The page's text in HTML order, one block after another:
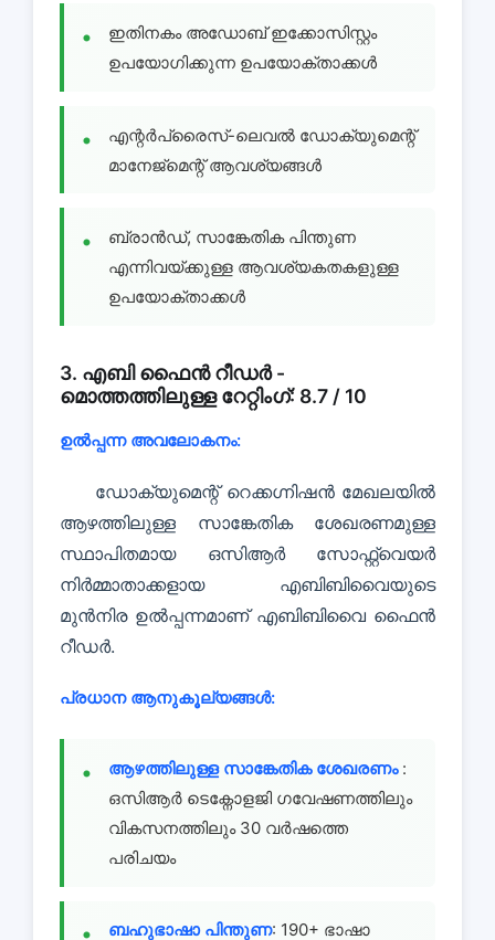
ഇതിനകം അഡോബ് ഇക്കോസിസ്റ്റം
ഉപയോഗിക്കുന്ന ഉപയോക്താക്കൾ
എന്റർപ്രൈസ്-ലെവൽ ഡോക്യുമെന്റ്
മാനേജ്മെന്റ് ആവശ്യങ്ങൾ
ബ്രാൻഡ്, സാങ്കേതിക പിന്തുണ
എന്നിവയ്ക്കുള്ള ആവശ്യകതകളുള്ള
ഉപയോക്താക്കൾ
3. എബി ഫൈൻ റീഡർ -
മൊത്തത്തിലുള്ള റേറ്റിംഗ്: 8.7 / 10
ഉൽപ്പന്ന അവലോകനം:
ഡോക്യുമെന്റ് റെക്കഗ്നിഷൻ മേഖലയിൽ
ആഴത്തിലുള്ള സാങ്കേതിക ശേഖരണമുള്ള
സ്ഥാപിതമായ ഒസിആർ സോഫ്റ്റ്വെയർ
നിർമ്മാതാക്കളായ എബിബിവൈയുടെ
മുൻനിര ഉൽപ്പന്നമാണ് എബിബിവൈ ഫൈൻ
റീഡർ.
പ്രധാന ആനുകൂല്യങ്ങൾ:
ആഴത്തിലുള്ള സാങ്കേതിക ശേഖരണം :
ഒസിആർ ടെക്നോളജി ഗവേഷണത്തിലും
വികസനത്തിലും 30 വർഷത്തെ
പരിചയം
ബഹുഭാഷാ പിന്തുണ: 190+ ഭാഷാ